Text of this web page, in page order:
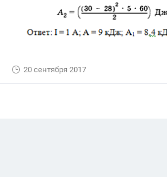
20 сентября 2017